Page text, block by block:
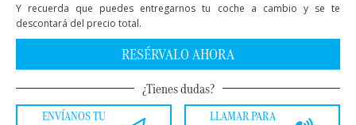
Y recuerda que puedes entregarnos tu coche a cambio y se te
descontará del precio total.
RESÉRVALO AHORA
¿Tienes dudas?
ENVÍANOS TU
LLAMAR PARA